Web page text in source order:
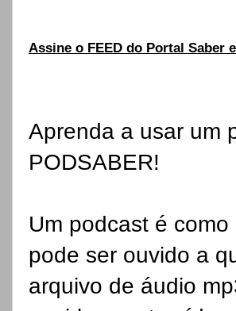
Assine o FEED do Portal Saber
Aprenda a usar um
PODSABER!
Um podcast é
pode ser ouvido a
arquivo de áudio